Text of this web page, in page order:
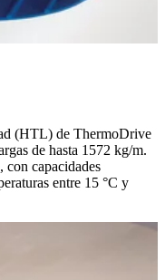
(HTL) de ThermoDrive
de hasta 1572 kg/m.
capacidades
entre 15 °C y